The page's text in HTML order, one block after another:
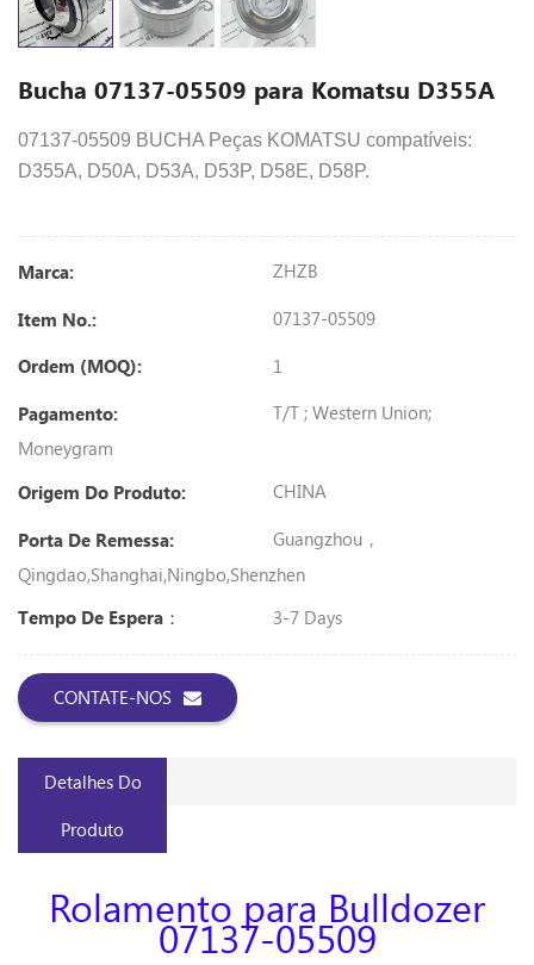
Bucha 07137-05509 para Komatsu D355A
07137-05509 BUCHA Peças KOMATSU compatíveis:
D355A, D50A, D53A, D53P, D58E, D58P.
Marca: ZHZB
Item No.: 07137-05509
Ordem (MOQ): 1
Pagamento:
T/T ; Western Union;
Moneygram
Origem Do Produto:
CHINA
Porta De Remessa:
Guangzhou，
Qingdao,Shanghai,Ningbo,shenzhen
Tempo De Espera：
3-7 Days
CONTATE-NOS
Detalhes Do
Produto
Rolamento para Bulldozer
07137-05509